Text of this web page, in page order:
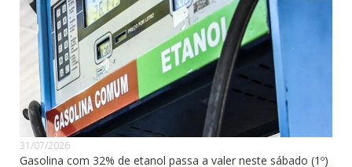
31/07/2026
Gasolina com 32% de etanol passa a valer neste sábado (1º)